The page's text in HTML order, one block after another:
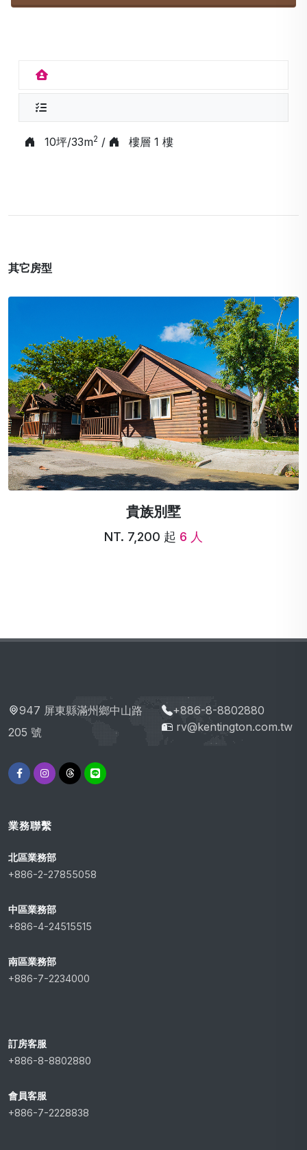
10坪/33m2 / 樓層 1 樓
其它房型
全家福別墅
NT. 8,200 起 6 人
947 屏東縣滿州鄉中山路
205 號
+886-8-8802880
rv@kentington.com.tw
業務聯繫
北區業務部
+886-2-27855058
中區業務部
+886-4-24515515
南區業務部
+886-7-2234000
訂房客服
+886-8-8802880
會員客服
+886-7-2228838